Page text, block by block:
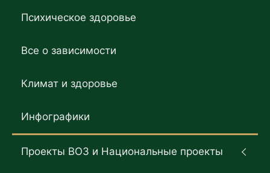
Психическое здоровье
Все о зависимости
Климат и здоровье
Инфографики
Проекты ВОЗ и Национальные проекты